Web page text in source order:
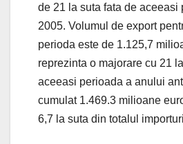
de 21 la suta fata de aceeasi
2005. Volumul de export
perioda este de 1.125,7
reprezinta o majorare cu 21
aceeasi perioada a anului
cumulat 1.469.3 milioane
6,7 la suta din totalul